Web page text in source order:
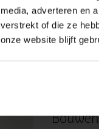
media, adverteren en
verstrekt of die ze
onze website blijft